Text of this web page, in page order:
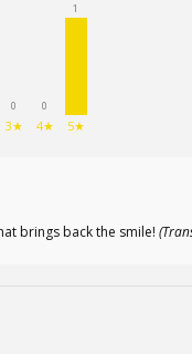
0
3★
0
4★
1
5★
brings back the smile!